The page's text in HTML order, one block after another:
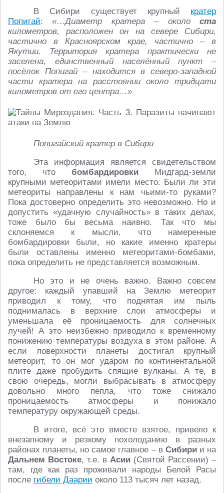
В Сибири существует крупный кратер
Попигай:«…Диаметр кратера – околоста
километров, расположен он на севере Сибири,
частично в Красноярском крае, частично – в
Якутии. Территория кратера практически не
заселена, единственный населённый пункт –
посёлок Попигай – находится в северо-западной
части кратера на расстоянии около тридцати
километров от его центра…»
Попигайский кратер в Сибири
Эта информация является свидетельством
того, что бомбардировки Мидгард-земли
крупными метеоритами имели место. Были ли эти
метеориты направлены к нам чьими-то руками?
Пока достоверно определить это невозможно. Но и
допустить «удачную случайность» в таких делах,
тоже было бы весьма наивно. Так что мы
склоняемся к мысли, что намеренные
бомбардировки были, но какие именно кратеры
были оставлены именно метеоритами-бомбами,
пока определить не представляется возможным.
Но это и не очень важно. Важно совсем
другое: каждый упавший на Землю метеорит
приводил к тому, что поднятая им пыль
поднималась в верхние слои атмосферы и
уменьшала её проницаемость для солнечных
лучей! А это неизбежно приводило к временному
понижению температуры воздуха в этом районе. А
если поверхности планеты достигал крупный
метеорит, то он мог ударом по континентальной
плите даже пробудить спящие вулканы. А те, в
свою очередь, могли выбрасывать в атмосферу
довольно много пепла, что тоже снижало
проницаемость атмосферы и понижало
температуру окружающей среды.
В итоге, всё это вместе взятое, привело к
внезапному и резкому похолоданию в разных
районах планеты, но самое главное – в Сибирии на
Дальнем Востоке, т.е. в Асии (Святой Рассении) –
там, где как раз проживали народы Белой Расы
после гибели Даарии около 113 тысяч лет назад.